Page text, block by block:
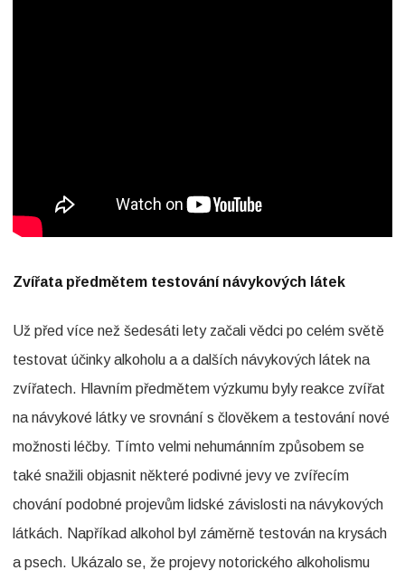
Zvířata předmětem testování návykových látek
Už před více než šedesáti lety začali vědci po celém světě
testovat účinky alkoholu a a dalších návykových látek na
zvířatech. Hlavním předmětem výzkumu byly reakce zvířat
na návykové látky ve srovnání s člověkem a testování nové
možnosti léčby. Tímto velmi nehumánním způsobem se
také snažili objasnit některé podivné jevy ve zvířecím
chování podobné projevům lidské závislosti na návykových
látkách. Napříkad alkohol byl záměrně testován na krysách
a psech. Ukázalo se, že projevy notorického alkoholismu